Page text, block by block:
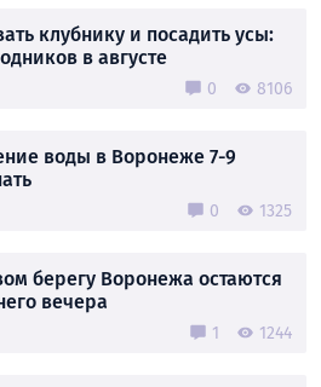
клубнику и посадить усы:
в августе
0 8106
воды в Воронеже 7-9
0 1325
берегу Воронежа остаются
вечера
1 1244